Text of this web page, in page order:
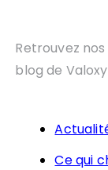
Retrouvez
blog de
Ce qui